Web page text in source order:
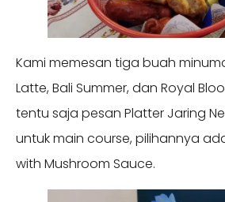
Kami memesan tiga buah
Latte, Bali Summer, dan Royal
tentu saja pesan Platter Jaring
untuk main course, pilihannya
with Mushroom Sauce.